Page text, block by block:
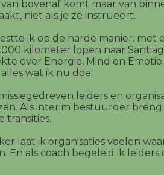
bovenaf komt maar van
niet als je ze instrueert.
ik op de harde manier: met
kilometer lopen naar
over Energie, Mind en Emotie
wat ik nu doe.
leiders en
Als interim bestuurder
transities.
laat ik organisaties voelen
En als coach begeleid ik